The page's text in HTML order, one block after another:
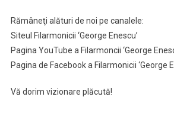
Rămâneţi alături de noi pe canalele:
Siteul Filarmonicii ‘George Enescu’
Pagina YouTube a Filarmoncii ‘George
Pagina de Facebook a Filarmonicii ‘George
Vă dorim vizionare plăcută!